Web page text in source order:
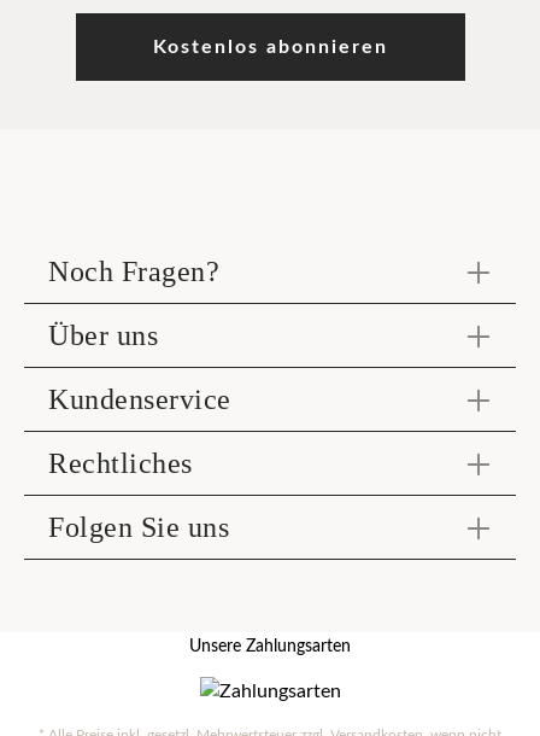
Kostenlos abonnieren
Noch Fragen?
Über uns
Kundenservice
Rechtliches
Folgen Sie uns
Unsere Zahlungsarten